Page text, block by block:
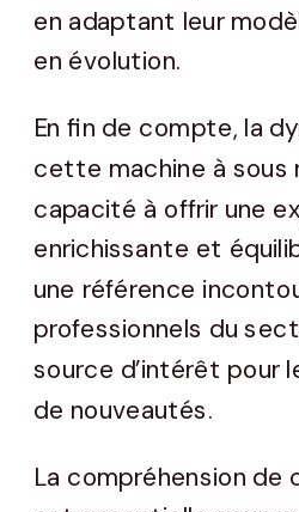
en adaptant leur
en évolution.
En fin de compte, la
cette machine à sous
capacité à offrir une
enrichissante et
une référence
professionnels du
source d’intérêt pour
de nouveautés.
La compréhension de